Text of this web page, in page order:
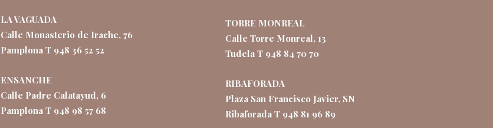
LA VAGUADA
Calle Monasterio de Irache, 76
Pamplona T 948 36 52 52
ENSANCHE
Calle Padre Calatayud, 6
Pamplona T 948 98 57 68
TORRE MONREAL
Calle Torre Monreal, 13
Tudela T 948 84 70 70
RIBAFORADA
Plaza San Francisco Javier, SN
Ribaforada T 948 81 96 89